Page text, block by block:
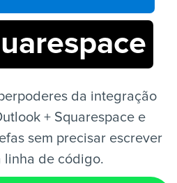
PT
da integração
+ Squarespace e
sem precisar escrever
linha de código.